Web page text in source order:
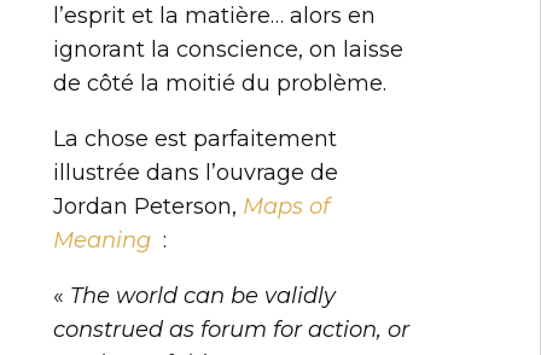
l’esprit et la matière… alors en
ignorant la conscience, on laisse
de côté la moitié du problème.
La chose est parfaitement
illustrée dans l’ouvrage de
Jordan Peterson, Maps of
Meaning :
« The world can be validly
construed as forum for action, or